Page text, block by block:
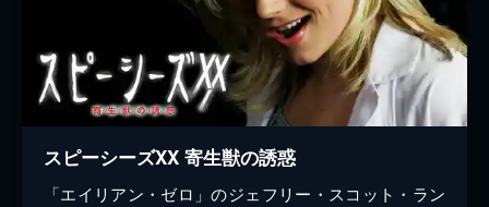
スピーシーズXX 寄生獣の誘惑
「エイリアン・ゼロ」のジェフリー・スコット・ラン